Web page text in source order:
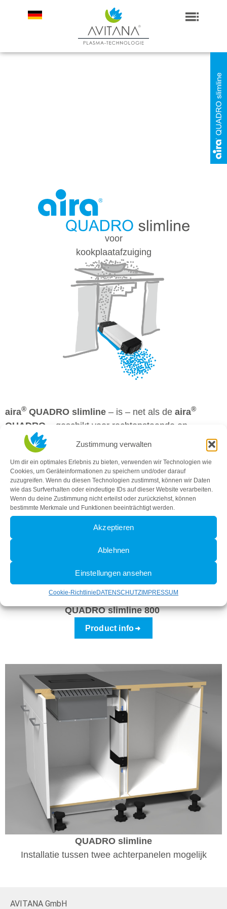
Zustimmung verwalten
Um dir ein optimales Erlebnis zu bieten, verwenden wir Technologien wie
Cookies, um Geräteinformationen zu speichern und/oder darauf
zuzugreifen. Wenn du diesen Technologien zustimmst, können wir Daten
wie das Surfverhalten oder eindeutige IDs auf dieser Website verarbeiten.
Wenn du deine Zustimmung nicht erteilst oder zurückziehst, können
bestimmte Merkmale und Funktionen beeinträchtigt werden.
Akzeptieren
Ablehnen
Einstellungen ansehen
Cookie-Richtlinie DATENSCHUTZ IMPRESSUM
voor
kookplaatafzuiging
aira® QUADRO slimline – is – net als de aira®
QUADRO – geschikt voor rechtopstaande en
liggende kookplaatventilatoren achter de plint. De
slimline-varianten zijn bijzonder plat en passen ook
bij6 cm plinthoogte.
QUADRO slimline 800
Product info
QUADRO slimline
Installatie tussen twee achterpanelen mogelijk
AVITANA GmbH